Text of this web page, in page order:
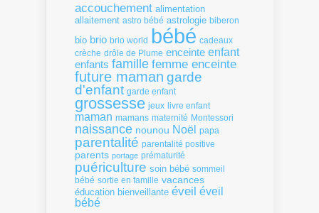
accouchement alimentation
allaitement astro bébé astrologie biberon
bio brio brio world bébé cadeaux
crèche drôle de Plume enceinte enfant
enfants famille femme enceinte
future maman garde
d'enfant garde enfant
grossesse jeux livre enfant
maman mamans maternité Montessori
naissance nounou Noël papa
parentalité parentalité positive
parents portage prématurité
puériculture soin bébé sommeil
bébé sortie en famille vacances
éducation bienveillante éveil éveil
bébé